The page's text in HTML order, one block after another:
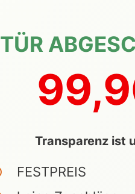
TÜR
Transparenz ist
FESTPREIS